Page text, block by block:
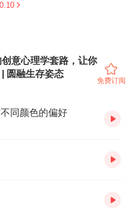
0.10
意心理学套路，让你
圆融生存姿态
免费订阅
同颜色的偏好